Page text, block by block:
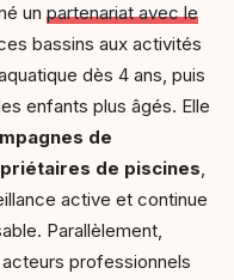
un partenariat avec le
bassins aux activités
dès 4 ans, puis
enfants plus âgés. Elle
de
de piscines,
active et continue
Parallèlement,
professionnels